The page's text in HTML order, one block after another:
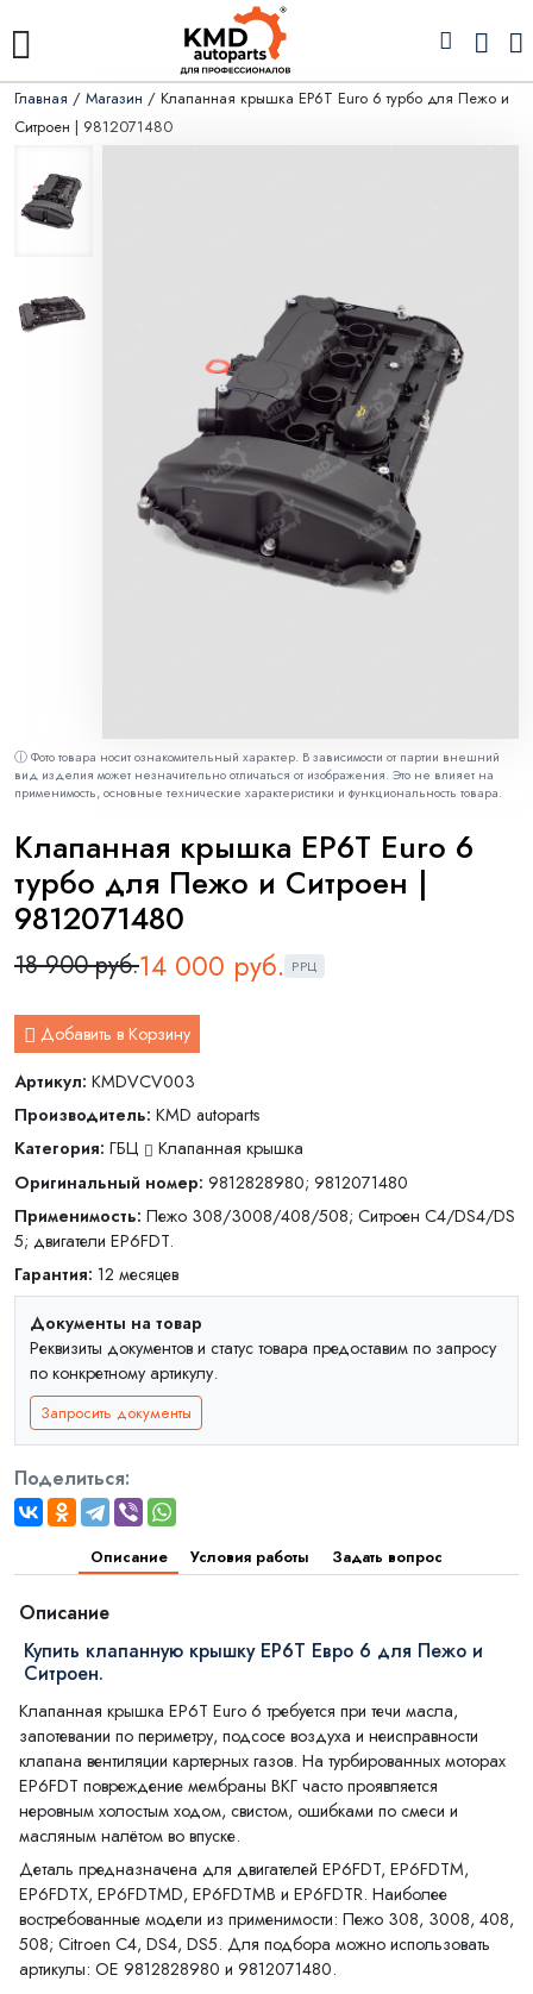
Главная / Магазин / Клапанная крышка EP6T Euro 6 турбо для Пежо и
Ситроен | 9812071480
ⓘ Фото товара носит ознакомительный характер. В зависимости от партии внешний
вид изделия может незначительно отличаться от изображения. Это не влияет на
применимость, основные технические характеристики и функциональность товара.
Клапанная крышка EP6T Euro 6
турбо для Пежо и Ситроен |
9812071480
18 900 руб.14 000 руб. РРЦ
Добавить в Корзину
Артикул: KMDVCV003
Производитель: KMD autoparts
Категория: ГБЦ
Клапанная крышка
Оригинальный номер: 9812828980; 9812071480
Применимость: Пежо 308/3008/408/508; Ситроен C4/DS4/DS
5; двигатели EP6FDT.
Гарантия: 12 месяцев
Документы на товар
Реквизиты документов и статус товара предоставим по запросу
по конкретному артикулу.
Запросить документы
Поделиться:
Описание Условия работы Задать вопрос
Описание
Купить клапанную крышку EP6T Евро 6 для Пежо и
Ситроен.
Клапанная крышка EP6T Euro 6 требуется при течи масла,
запотевании по периметру, подсосе воздуха и неисправности
клапана вентиляции картерных газов. На турбированных моторах
EP6FDT повреждение мембраны ВКГ часто проявляется
неровным холостым ходом, свистом, ошибками по смеси и
масляным налётом во впуске.
Деталь предназначена для двигателей EP6FDT, EP6FDTM,
EP6FDTX, EP6FDTMD, EP6FDTMB и EP6FDTR. Наиболее
востребованные модели из применимости: Пежо 308, 3008, 408,
508; Citroen C4, DS4, DS5. Для подбора можно использовать
артикулы: OE 9812828980 и 9812071480.